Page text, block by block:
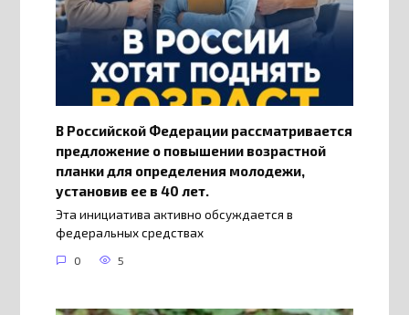
В Российской Федерации рассматривается
предложение о повышении возрастной
планки для определения молодежи,
установив ее в 40 лет.
Эта инициатива активно обсуждается в
федеральных средствах
0 5